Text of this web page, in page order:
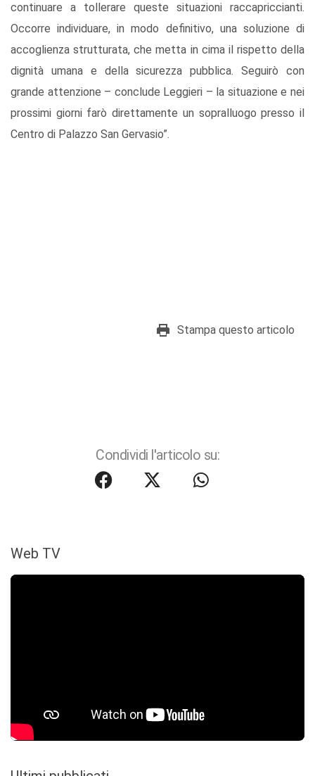
continuare a tollerare queste situazioni raccapriccianti.
Occorre individuare, in modo definitivo, una soluzione di
accoglienza strutturata, che metta in cima il rispetto della
dignità umana e della sicurezza pubblica. Seguirò con
grande attenzione – conclude Leggieri – la situazione e nei
prossimi giorni farò direttamente un sopralluogo presso il
Centro di Palazzo San Gervasio”.
Stampa questo articolo
Condividi l'articolo su:
Web TV